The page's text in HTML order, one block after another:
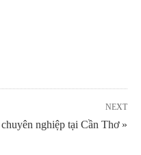
NEXT
nghiệp tại Cần Thơ »